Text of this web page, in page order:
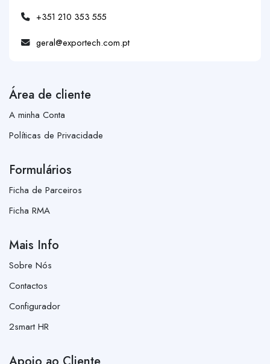
+351 210 353 555
geral@exportech.com.pt
Área de cliente
A minha Conta
Políticas de Privacidade
Formulários
Ficha de Parceiros
Ficha RMA
Mais Info
Sobre Nós
Contactos
Configurador
2smart HR